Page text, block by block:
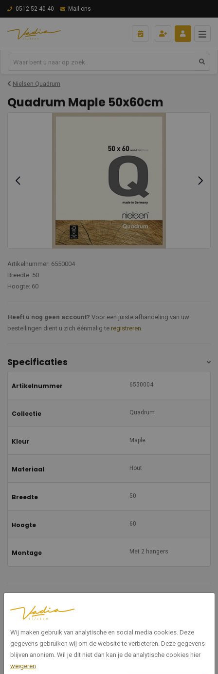
0512 52 40 40 Mail ons
Nielsen Quadrum
Quadrum Maple 50x60cm
Artikelnummer: 6550004
Breedte: 50
Hoogte: 60
Heeft u nog geen account? Voor een juiste afhandeling van uw
bestellingen dient u zich éénmalig te registreren.
Specificaties
Artikelnummer 6550004
Collectie Quadrum
Kleur Maple
Materiaal Hout
Breedte 50
Hoogte 60
Montage Met 2 hangers
Wij maken gebruik van analytische en social media cookies. Deze
gegevens gebruiken wij om de website te verbeteren. Deze gegevens
blijven anoniem. Wil je dit niet dan kan je de analytische cookies hier
weigeren